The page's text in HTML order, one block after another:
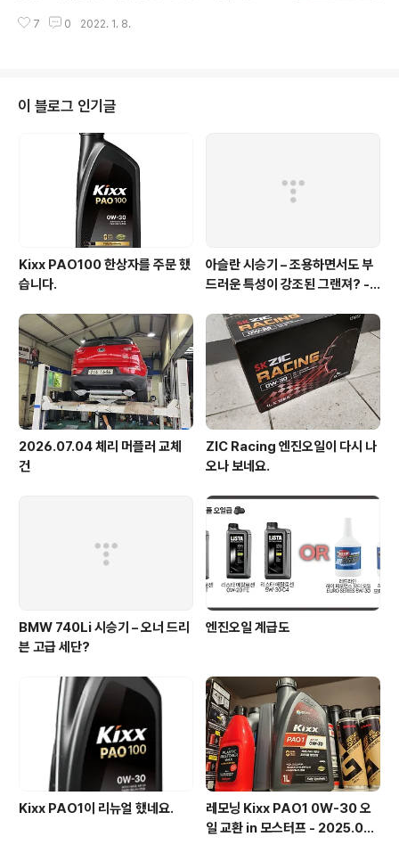
해당 충전잭을 뽑으면 라디오가 선명하게 잡히고, 다시 꼽
은 정비소는 "애니카랜드 초월점" 이였습니다. 알고 찾아간
주고 출발! 밸브 크리닝을 하면서 오일도 갈 예정. 오늘 갈
오일은 그동안 신비의 오일이라고 생각 된 카닥 그래핀 오
일입니다. 오전 10시에 예약을 해서 도착하고 작업을 시작
했습니다. 현재 총 주행 거리는 98,159km 로서 10만 키
로 채우지 못하고 처음 카본 클리닝 작업을 하게 되었습니
다. 아반떼나 쏘나타와..
7 0 2022. 1. 8.
이 블로그 인기글
Kixx PAO100 한상자를 주문 했
습니다.
아슬란 시승기 – 조용하면서도 부
드러운 특성이 강조된 그랜져? - 1
2026.07.04 체리 머플러 교체
건
ZIC Racing 엔진오일이 다시 나
오나 보네요.
BMW 740Li 시승기 – 오너 드리
븐 고급 세단?
엔진오일 계급도
Kixx PAO1이 리뉴얼 했네요.
레모닝 Kixx PAO1 0W-30 오
일 교환 in 모스터프 - 2025.02.